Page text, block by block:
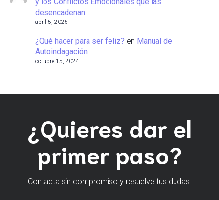
desencadenan
abril 5, 2025
¿Qué hacer para ser feliz? en Manual de
Autoindagación
octubre 15, 2024
¿Quieres dar el
primer paso?
Contacta sin compromiso y resuelve tus dudas.